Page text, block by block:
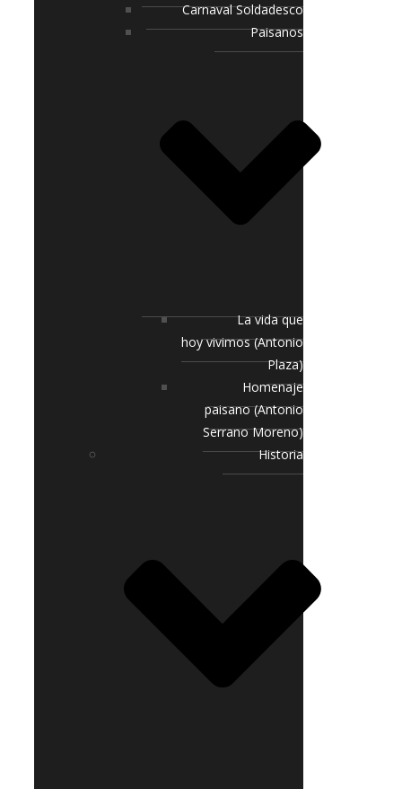
Carnaval Soldadesco
Paisanos
La vida que
hoy vivimos (Antonio
Plaza)
Homenaje
paisano (Antonio
Serrano Moreno)
Historia